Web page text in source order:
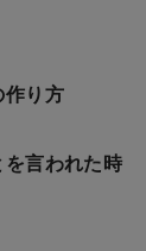
作り方
を言われた時